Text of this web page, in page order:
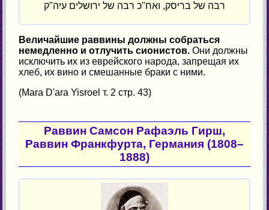
רבה של בריסק, ואח"כ רבה של ירושלים עיה"ק
Величайшие раввины должны собраться
немедленно и отлучить сионистов. Они должны
исключить их из еврейского народа, запрещая их
хлеб, их вино и смешанные браки с ними.
(Mara D'ara Yisroel т. 2 стр. 43)
Раввин Самсон Рафаэль Гирш,
Раввин Франкфурта, Германия (1808–
1888)